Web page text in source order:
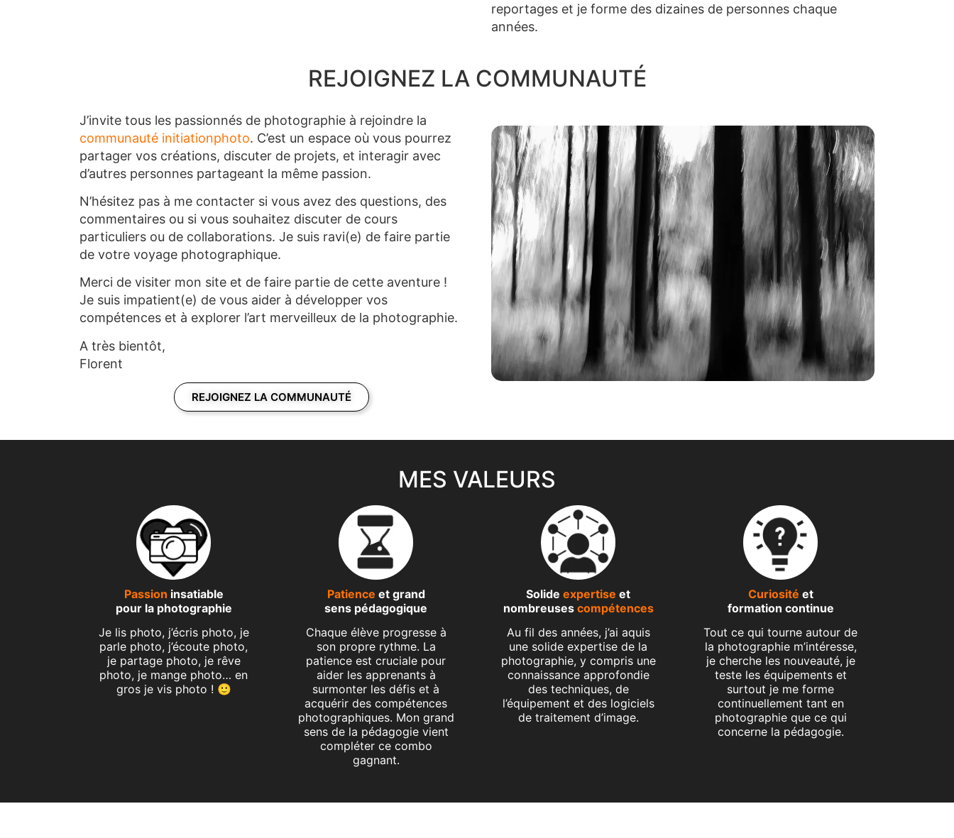
reportages et je forme des dizaines de personnes chaque
années.
REJOIGNEZ LA COMMUNAUTÉ
J’invite tous les passionnés de photographie à rejoindre la
communauté initiationphoto. C’est un espace où vous pourrez
partager vos créations, discuter de projets, et interagir avec
d’autres personnes partageant la même passion.
N’hésitez pas à me contacter si vous avez des questions, des
commentaires ou si vous souhaitez discuter de cours
particuliers ou de collaborations. Je suis ravi(e) de faire partie
de votre voyage photographique.
Merci de visiter mon site et de faire partie de cette aventure !
Je suis impatient(e) de vous aider à développer vos
compétences et à explorer l’art merveilleux de la photographie.
A très bientôt,
Florent
REJOIGNEZ LA COMMUNAUTÉ
MES VALEURS
Passion insatiable
pour la photographie
Je lis photo, j’écris photo, je
parle photo, j’écoute photo,
je partage photo, je rêve
photo, je mange photo… en
gros je vis photo ! 🙂
Patience et grand
sens pédagogique
Chaque élève progresse à
son propre rythme. La
patience est cruciale pour
aider les apprenants à
surmonter les défis et à
acquérir des compétences
photographiques. Mon grand
sens de la pédagogie vient
compléter ce combo
gagnant.
Solide expertise et
nombreusescompétences
Au fil des années, j’ai aquis
une solide expertise de la
photographie, y compris une
connaissance approfondie
des techniques, de
l’équipement et des logiciels
de traitement d’image.
Curiosité et
formation continue
Tout ce qui tourne autour de
la photographie m’intéresse,
je cherche les nouveauté, je
teste les équipements et
surtout je me forme
continuellement tant en
photographie que ce qui
concerne la pédagogie.